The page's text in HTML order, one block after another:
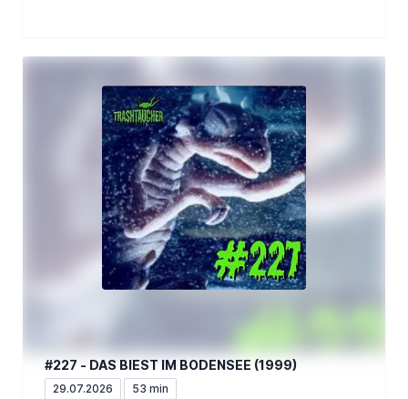
#227 - DAS BIEST IM BODENSEE (1999)
29.07.2026 53 min